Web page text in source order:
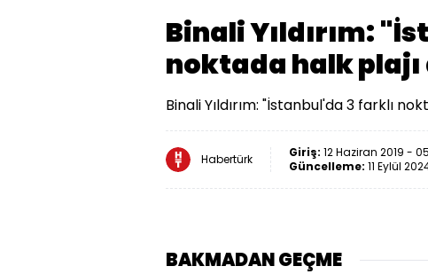
Binali Yıldırım:
noktada halk plajı
Binali Yıldırım: "İstanbul'da 3 farklı
Habertürk Giriş: 12 Haziran 2019 -
Güncelleme: 11 Eylül
BAKMADAN GEÇME